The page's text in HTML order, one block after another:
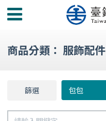
臺
工
選
商品分類： 服飾配件
篩選 包包
選